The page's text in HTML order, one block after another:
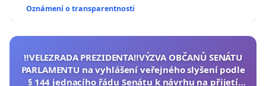
Oznámení o transparentnosti
‼️VELEZRADA PREZIDENTA‼️VÝZVA OBČANŮ SENÁTU
PARLAMENTU na vyhlášení veřejného slyšení podle
§ 144 jednacího řádu Senátu k návrhu na přijetí